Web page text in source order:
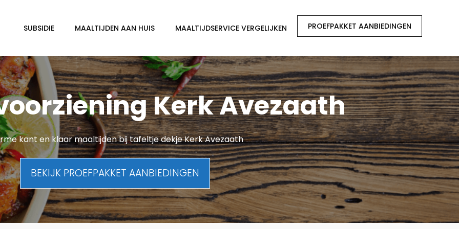
SUBSIDIE MAALTIJDEN AAN HUIS MAALTIJDSERVICE VERGELIJKEN PROEFPAKKET AANBIEDINGEN
Kerk Avezaath
kant en klaar maaltijden bij tafeltje dekje Kerk Avezaath
BEKIJK PROEFPAKKET AANBIEDINGEN